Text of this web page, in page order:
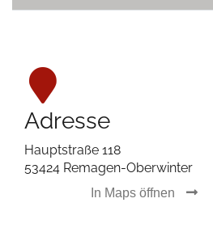
Adresse
Hauptstraße 118
53424 Remagen-Oberwinter
In Maps öffnen